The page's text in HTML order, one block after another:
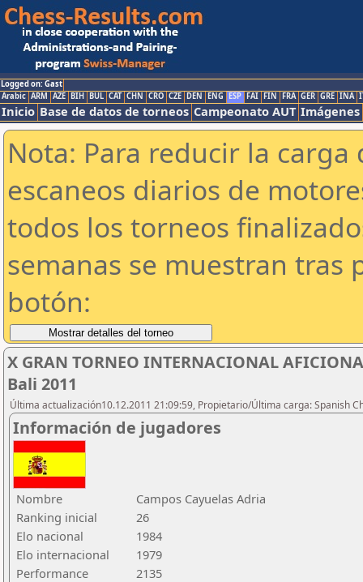
Logged on: Gast
Arabic ARM AZE BIH BUL CAT CHN CRO CZE DEN ENG ESP FAI FIN FRA GER GRE INA
Inicio Base de datos de torneos Campeonato AUT Imágenes
Nota: Para reducir la
escaneos diarios de
todos los torneos
semanas se muestran tras
botón:
X GRAN TORNEO INTERNACIONAL
Bali 2011
Última actualización10.12.2011 21:09:59, Propietario/Última carga: Spanish
Información de jugadores
Nombre
Campos Cayuelas Adria
Ranking inicial
26
Elo nacional
1984
Elo internacional
1979
Performance
2135